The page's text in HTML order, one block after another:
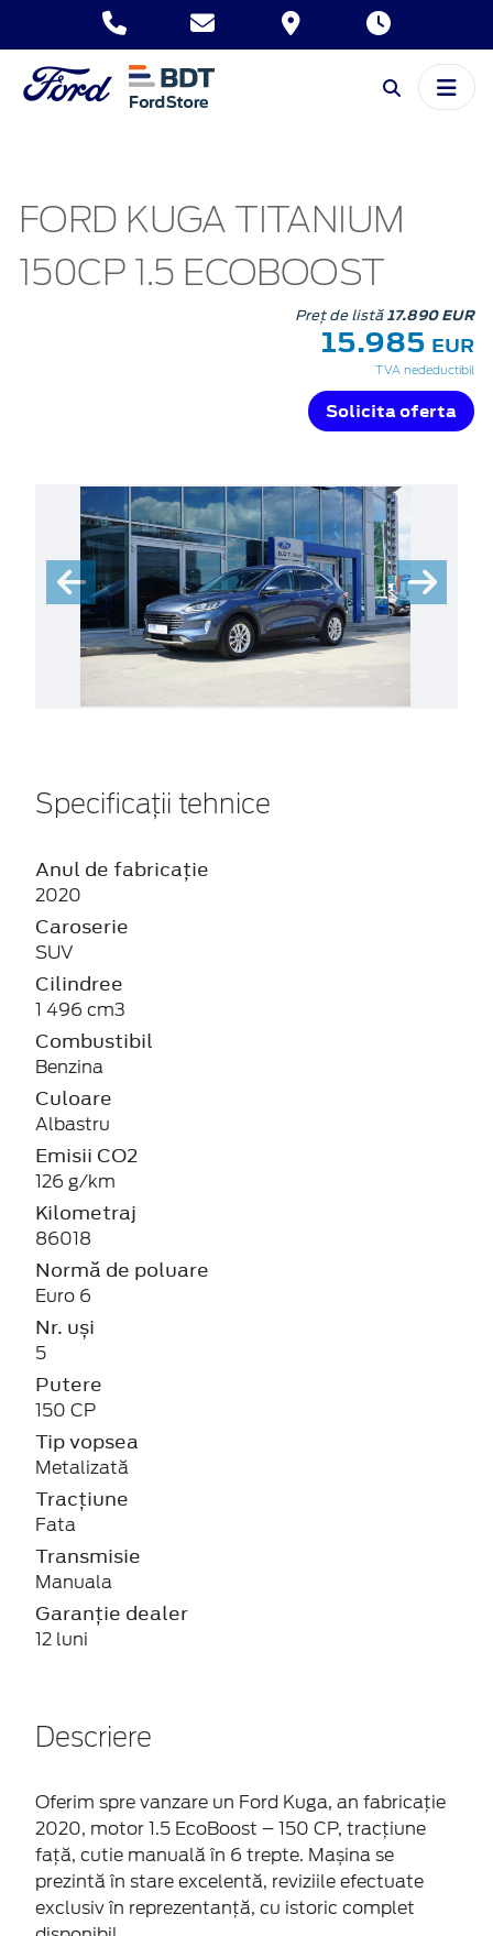
FORD KUGA TITANIUM
150CP 1.5 ECOBOOST
Preț de listă17.890 EUR
15.985 EUR
TVA nedeductibil
Solicita oferta
Specificații tehnice
Anul de fabricație
2020
Caroserie
SUV
Cilindree
1 496 cm3
Combustibil
Benzina
Culoare
Albastru
Emisii CO2
126 g/km
Kilometraj
86018
Normă de poluare
Euro 6
Nr. uși
5
Putere
150 CP
Tip vopsea
Metalizată
Tracțiune
Fata
Transmisie
Manuala
Garanție dealer
12 luni
Descriere
Oferim spre vanzare un Ford Kuga, an fabricație
2020, motor 1.5 EcoBoost – 150 CP, tracțiune
față, cutie manuală în 6 trepte. Mașina se
prezintă în stare excelentă, reviziile efectuate
exclusiv în reprezentanță, cu istoric complet